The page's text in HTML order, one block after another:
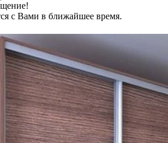
с Вами в ближайшее время.